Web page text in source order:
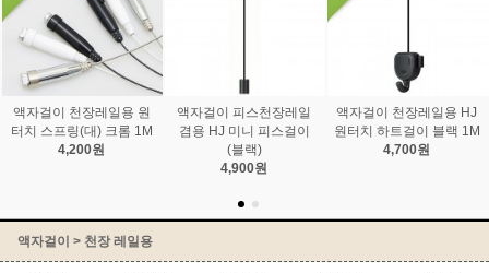
액자걸이 천장레일용 원
터치 스프링(대) 크롬 1M
4,200원
액자걸이 피스천장레일
겸용 HJ 미니 피스걸이
(블랙)
4,900원
액자걸이 천장레일용 HJ
원터치 하트걸이 블랙 1M
4,700원
액자걸이 > 천장 레일용